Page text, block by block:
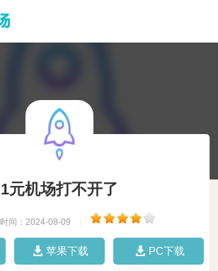
1元机场打不开了
时间：2024-08-09
苹果下载 PC下载